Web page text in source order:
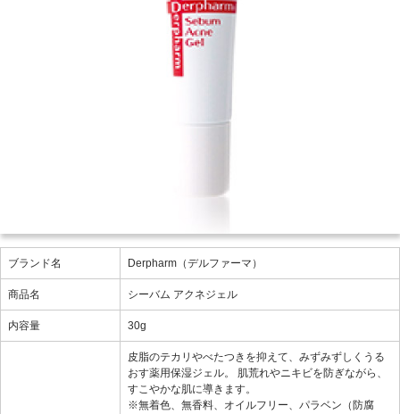
ブランド名 Derpharm（デルファーマ）
商品名 シーバム アクネジェル
内容量 30g
皮脂のテカリやべたつきを抑えて、みずみずしくうる
おす薬用保湿ジェル。 肌荒れやニキビを防ぎながら、
すこやかな肌に導きます。
※無着色、無香料、オイルフリー、パラベン（防腐